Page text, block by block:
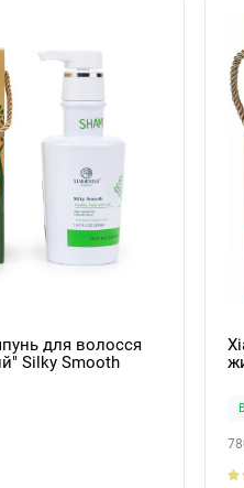
для волосся
Silky Smooth